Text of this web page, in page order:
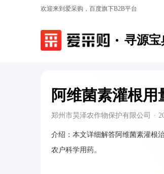
欢迎来到爱采购，百度旗下B2B平台
寻源宝
阿维菌素灌根用
郑州市昊泽农作物保护有限公司 ·
介绍： 本文详细解答阿维菌素灌根
农户科学用药。